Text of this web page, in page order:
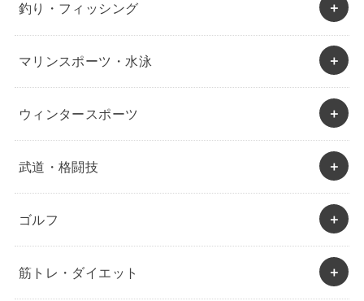
釣り・フィッシング
マリンスポーツ・水泳
ウィンタースポーツ
武道・格闘技
ゴルフ
筋トレ・ダイエット